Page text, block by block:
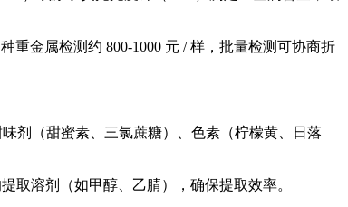
重金属检测约 800-1000 元 / 样，批量检测可协商折
剂（甜蜜素、三氯蔗糖）、色素（柠檬黄、日落
取溶剂（如甲醇、乙腈），确保提取效率。